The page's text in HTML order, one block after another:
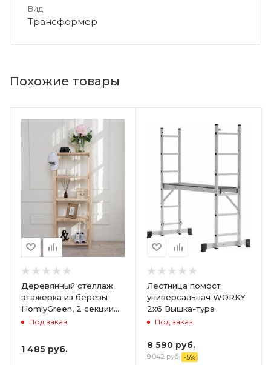
Вид
Трансформер
Похожие товары
Деревянный стеллаж
этажерка из березы
HomlyGreen, 2 секции
на 5 полок. Размер
Под заказ
1 485 руб.
Лестница помост
универсальная WORKY
2х6 Вышка-тура
Под заказ
8 590 руб.
9 042руб. -5%